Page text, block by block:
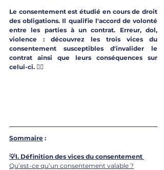
Le consentement est étudié en cours de droit
des obligations. Il qualifie l'accord de volonté
entre les parties à un contrat. Erreur, dol,
violence : découvrez les trois vices du
consentement susceptibles d'invalider le
contrat ainsi que leurs conséquences sur
celui-ci. 🙅‍♀️
Sommaire :
💡I. Définition des vices du consentement
Qu’est-ce qu’un consentement valable ?